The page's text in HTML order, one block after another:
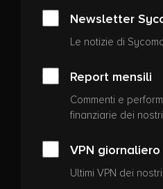
Newsletter
Le notizie di
Report mensili
Commenti e
finanziarie dei
VPN giornaliero
Ultimi VPN dei